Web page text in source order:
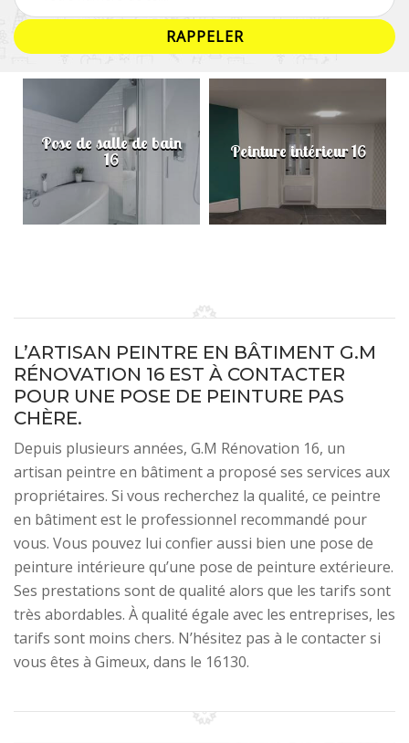
Pose de salle de bain
16 Peinture intérieur 16
L’ARTISAN PEINTRE EN BÂTIMENT G.M
RÉNOVATION 16 EST À CONTACTER
POUR UNE POSE DE PEINTURE PAS
CHÈRE.
Depuis plusieurs années, G.M Rénovation 16, un
artisan peintre en bâtiment a proposé ses services aux
propriétaires. Si vous recherchez la qualité, ce peintre
en bâtiment est le professionnel recommandé pour
vous. Vous pouvez lui confier aussi bien une pose de
peinture intérieure qu’une pose de peinture extérieure.
Ses prestations sont de qualité alors que les tarifs sont
très abordables. À qualité égale avec les entreprises, les
tarifs sont moins chers. N’hésitez pas à le contacter si
vous êtes à Gimeux, dans le 16130.